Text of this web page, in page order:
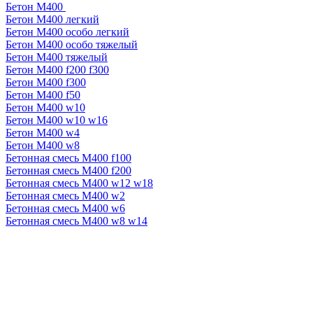
Бетон М400
Бетон М400 легкий
Бетон М400 особо легкий
Бетон М400 особо тяжелый
Бетон М400 тяжелый
Бетон М400 f200 f300
Бетон М400 f300
Бетон М400 f50
Бетон М400 w10
Бетон М400 w10 w16
Бетон М400 w4
Бетон М400 w8
Бетонная смесь М400 f100
Бетонная смесь М400 f200
Бетонная смесь М400 w12 w18
Бетонная смесь М400 w2
Бетонная смесь М400 w6
Бетонная смесь М400 w8 w14